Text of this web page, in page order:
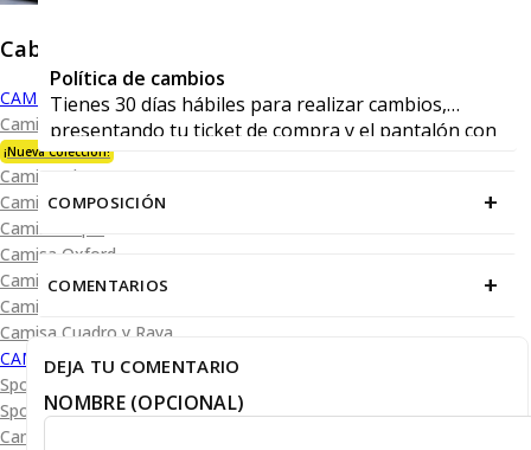
Caballero
CAMISAS
Camisa Premium Bambú
¡Nueva Colección!
Camisa Blanca
Camisa Performance
Camisa Piqué
Camisa Oxford
Camisa Lisa y Textura
Camisa Diseño
Camisa Cuadro y Raya
CAMISA SPORT
Sport Lisas
Sport Diseño
Camiseta Lisa
Política de cambios
Tienes 30 días hábiles para realizar cambios,
presentando tu ticket de compra y el pantalón con
sus viñetas en cualquiera de nuestras tiendas.
COMPOSICIÓN +
COMENTARIOS +
DEJA TU COMENTARIO
NOMBRE (OPCIONAL)